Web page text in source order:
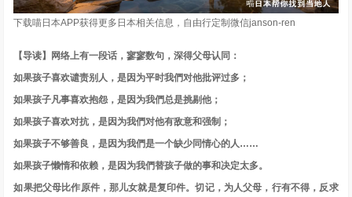
下载喵日本APP获得更多日本相关信息，自由行定制微信janson-ren
【导读】网络上有一段话，寥寥数句，深得父母认同：
如果孩子喜欢谴责别人，是因为平时我們对他批评过多；
如果孩子凡事喜欢抱怨，是因为我們总是挑剔他；
如果孩子喜欢对抗，是因为我們对他有敌意和强制；
如果孩子不够善良，是因为我們是一个缺少同情心的人……
如果孩子懒惰和依赖，是因为我們替孩子做的事和决定太多。
如果把父母比作原件，那儿女就是复印件。切记，为人父母，行有不得，反求